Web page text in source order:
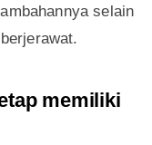
selain
memiliki